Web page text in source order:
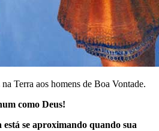
Terra aos homens de Boa Vontade.
como Deus!
está se aproximando quando sua